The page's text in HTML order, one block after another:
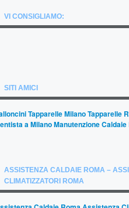
VI CONSIGLIAMO:
SITI AMICI
Tapparelle MilanoTapparelle
a MilanoManutenzione Caldaie
ASSISTENZA CALDAIE ROMA –
CLIMATIZZATORI ROMA